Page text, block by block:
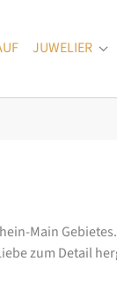
for "Uhren"
JUWELIER
Main
zum Detail